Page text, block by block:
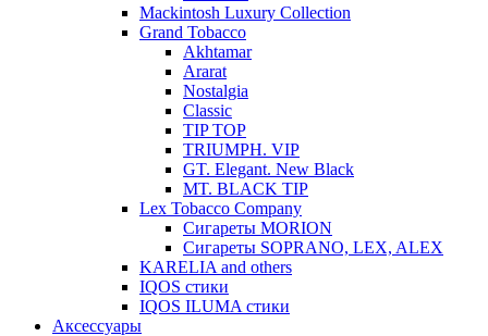
Mackintosh Luxury Collection
Grand Tobacco
Akhtamar
Ararat
Nostalgia
Classic
TIP TOP
TRIUMPH. VIP
GT. Elegant. New Black
MT. BLACK TIP
Lex Tobacco Company
Сигареты MORION
Сигареты SOPRANO, LEX, ALEX
KARELIA and others
IQOS стики
IQOS ILUMA стики
Аксессуары